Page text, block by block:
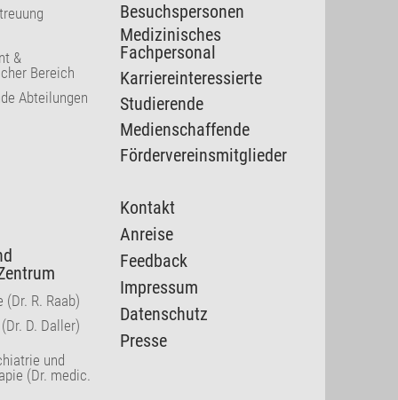
&
Bereich
Abteilungen
(Dr. R. Raab)
D. Daller)
und
(Dr. medic.
Besuchspersonen
Medizinisches
Fachpersonal
Karriereinteressierte
Studierende
Medienschaffende
Fördervereinsmitglieder
Kontakt
Anreise
Feedback
Impressum
Datenschutz
Presse